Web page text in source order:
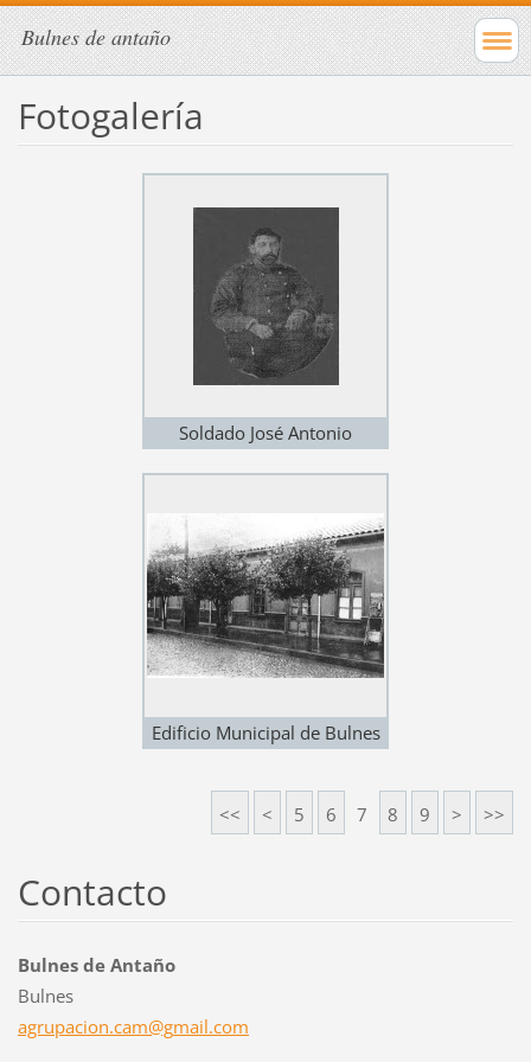
Bulnes de antaño
Fotogalería
Soldado José Antonio
Edificio Municipal de Bulnes
<< < 5 6 7 8 9 > >>
Contacto
Bulnes de Antaño
Bulnes
agrupacion.cam@gmail.com